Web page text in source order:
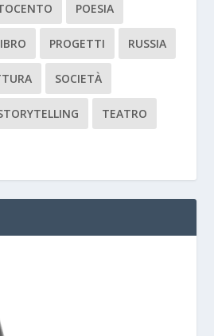
POESIA
PROGETTI RUSSIA
SOCIETÀ
TEATRO